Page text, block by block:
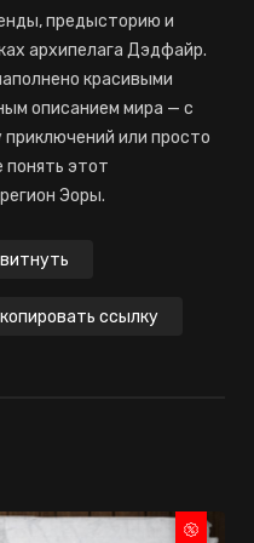
предысторию и
архипелага Дэдфайр.
красивыми
описанием мира — с
или просто
этот
Эоры.
ссылку